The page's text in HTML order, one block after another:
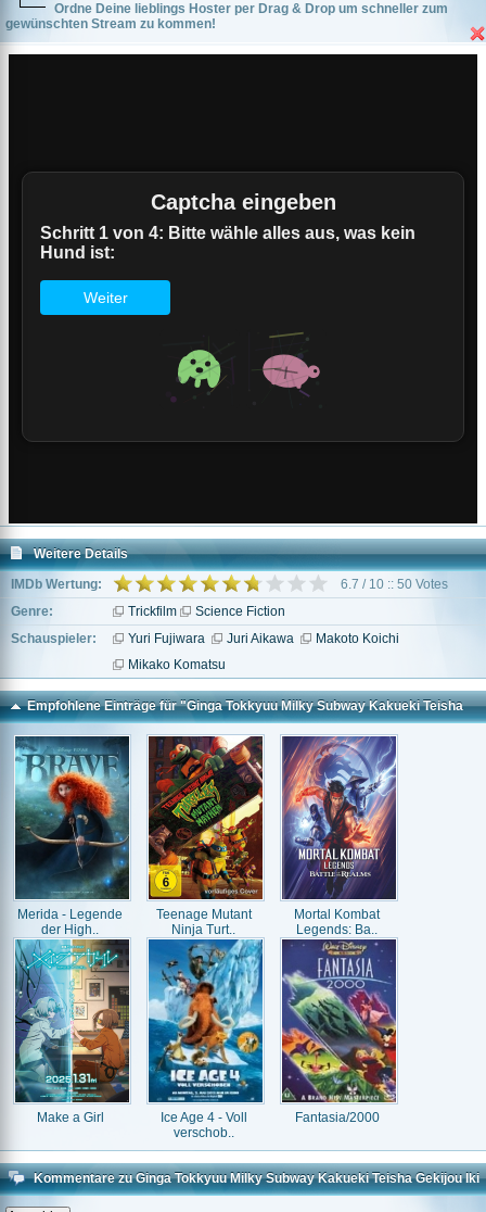
Ordne Deine lieblings Hoster per Drag & Drop um schneller zum
gewünschten Stream zu kommen!
Weitere Details
IMDb Wertung:
6.7 / 10 :: 50 Votes
Genre:
Trickfilm
Science Fiction
Schauspieler:
Yuri Fujiwara Juri Aikawa
Makoto Koichi
Mikako Komatsu
Empfohlene Einträge für "Ginga Tokkyuu Milky Subway Kakueki Teisha
Gekijou Iki"
Merida - Legende
der High..
Teenage Mutant
Ninja Turt..
Mortal Kombat
Legends: Ba..
Make a Girl
Ice Age 4 - Voll
verschob..
Fantasia/2000
Kommentare zu Ginga Tokkyuu Milky Subway Kakueki Teisha Gekijou Iki